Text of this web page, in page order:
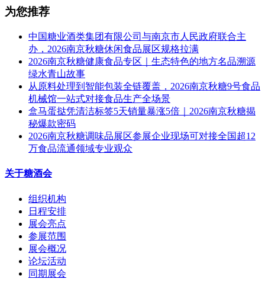
为您推荐
中国糖业酒类集团有限公司与南京市人民政府联合主
办，2026南京秋糖休闲食品展区规格拉满
2026南京秋糖健康食品专区｜生态特色的地方名品溯源
绿水青山故事
从原料处理到智能包装全链覆盖，2026南京秋糖9号食品
机械馆一站式对接食品生产全场景
盒马蛋挞凭清洁标签5天销量暴涨5倍｜2026南京秋糖揭
秘爆款密码
2026南京秋糖调味品展区参展企业现场可对接全国超12
万食品流通领域专业观众
关于糖酒会
组织机构
日程安排
展会亮点
参展范围
展会概况
论坛活动
同期展会